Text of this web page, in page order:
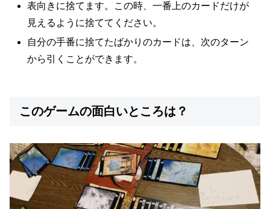
表向きに捨てます。この時、一番上のカードだけが
見えるように捨ててください。
自分の手番に捨てたばかりのカードは、次のターン
から引くことができます。
このゲームの面白いところは？